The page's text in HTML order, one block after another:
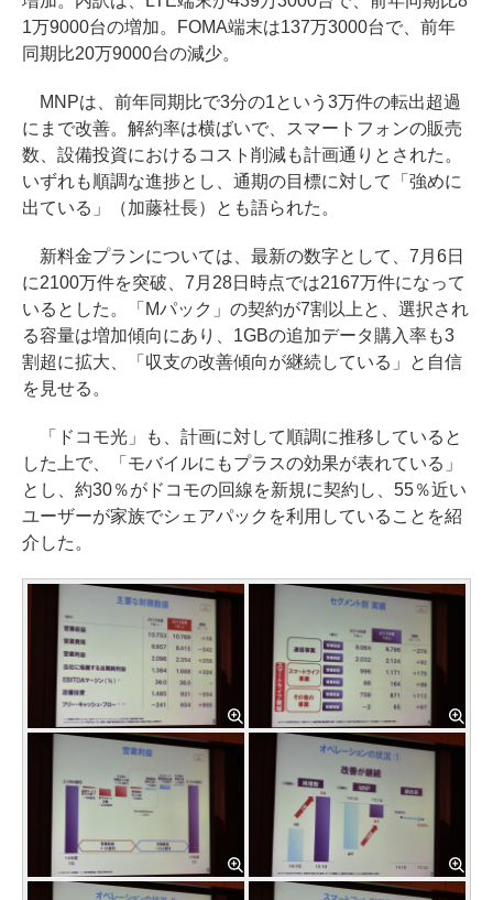
1万9000台の増加。FOMA端末は137万3000台で、前年
同期比20万9000台の減少。
MNPは、前年同期比で3分の1という3万件の転出超過
にまで改善。解約率は横ばいで、スマートフォンの販売
数、設備投資におけるコスト削減も計画通りとされた。
いずれも順調な進捗とし、通期の目標に対して「強めに
出ている」（加藤社長）とも語られた。
新料金プランについては、最新の数字として、7月6日
に2100万件を突破、7月28日時点では2167万件になって
いるとした。「Mパック」の契約が7割以上と、選択され
る容量は増加傾向にあり、1GBの追加データ購入率も3
割超に拡大、「収支の改善傾向が継続している」と自信
を見せる。
「ドコモ光」も、計画に対して順調に推移していると
した上で、「モバイルにもプラスの効果が表れている」
とし、約30％がドコモの回線を新規に契約し、55％近い
ユーザーが家族でシェアパックを利用していることを紹
介した。